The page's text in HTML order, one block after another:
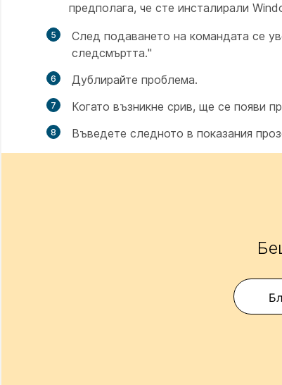
предполага, че сте инсталирали
След подаването на командата се
следсмъртта."
Дублирайте проблема.
Когато възникне срив, ще се появи
Въведете следното в показания